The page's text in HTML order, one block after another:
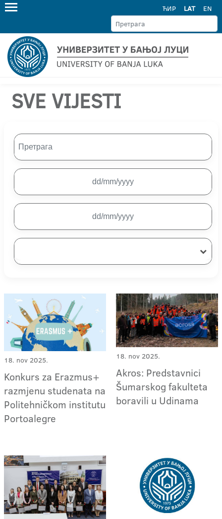
ЋИР LAT EN
SVE VIJESTI
18. nov 2025.
Konkurs za Erazmus+
razmjenu studenata na
Politehničkom institutu
Portoalegre
18. nov 2025.
Akros: Predstavnici
Šumarskog fakulteta
boravili u Udinama